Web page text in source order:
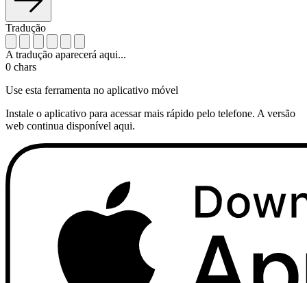
Tradução
A tradução aparecerá aqui...
0 chars
Use esta ferramenta no aplicativo móvel
Instale o aplicativo para acessar mais rápido pelo telefone. A versão
web continua disponível aqui.